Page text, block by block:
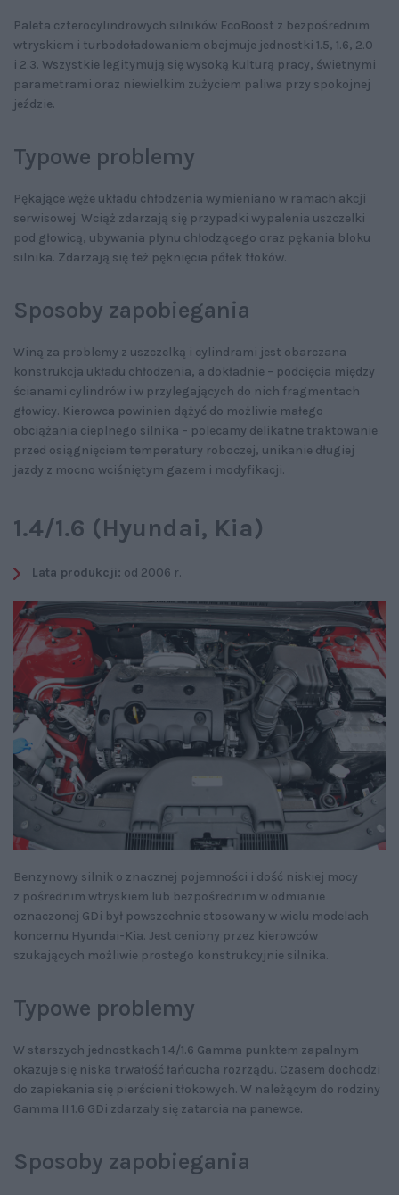
Paleta czterocylindrowych silników EcoBoost z bezpośrednim
wtryskiem i turbodoładowaniem obejmuje jednostki 1.5, 1.6, 2.0
i 2.3. Wszystkie legitymują się wysoką kulturą pracy, świetnymi
parametrami oraz niewielkim zużyciem paliwa przy spokojnej
jeździe.
Typowe problemy
Pękające węże układu chłodzenia wymieniano w ramach akcji
serwisowej. Wciąż zdarzają się przypadki wypalenia uszczelki
pod głowicą, ubywania płynu chłodzącego oraz pękania bloku
silnika. Zdarzają się też pęknięcia półek tłoków.
Sposoby zapobiegania
Winą za problemy z uszczelką i cylindrami jest obarczana
konstrukcja układu chłodzenia, a dokładnie – podcięcia między
ścianami cylindrów i w przylegających do nich fragmentach
głowicy. Kierowca powinien dążyć do możliwie małego
obciążania cieplnego silnika – polecamy delikatne traktowanie
przed osiągnięciem temperatury roboczej, unikanie długiej
jazdy z mocno wciśniętym gazem i modyfikacji.
1.4/1.6 (Hyundai, Kia)
Lata produkcji: od 2006 r.
Benzynowy silnik o znacznej pojemności i dość niskiej mocy
z pośrednim wtryskiem lub bezpośrednim w odmianie
oznaczonej GDi był powszechnie stosowany w wielu modelach
koncernu Hyundai-Kia. Jest ceniony przez kierowców
szukających możliwie prostego konstrukcyjnie silnika.
Typowe problemy
W starszych jednostkach 1.4/1.6 Gamma punktem zapalnym
okazuje się niska trwałość łańcucha rozrządu. Czasem dochodzi
do zapiekania się pierścieni tłokowych. W należącym do rodziny
Gamma II 1.6 GDi zdarzały się zatarcia na panewce.
Sposoby zapobiegania